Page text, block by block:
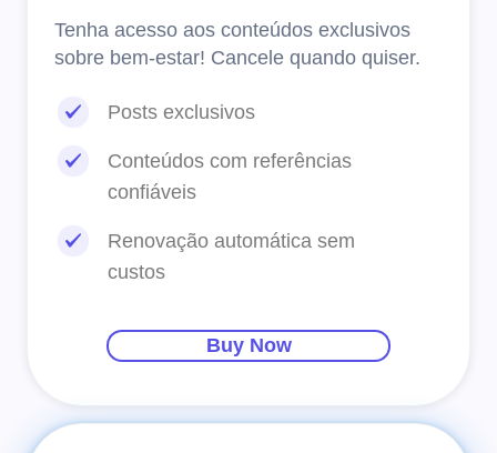
Tenha acesso aos conteúdos exclusivos
sobre bem-estar! Cancele quando quiser.
Posts exclusivos
Conteúdos com referências
confiáveis
Renovação automática sem
custos
Buy Now